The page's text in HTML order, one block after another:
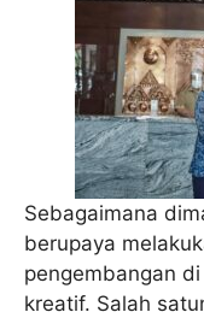
Sebagaimana
berupaya
pengembangan
kreatif. Salah